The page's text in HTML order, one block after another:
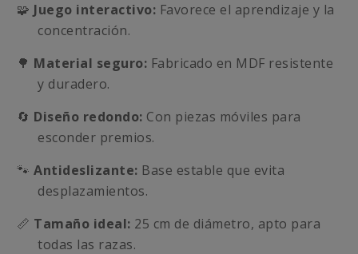
🧩 Juego interactivo: Favorece el aprendizaje y la
concentración.
🌳 Material seguro: Fabricado en MDF resistente
y duradero.
🔄 Diseño redondo: Con piezas móviles para
esconder premios.
🐾 Antideslizante: Base estable que evita
desplazamientos.
📏 Tamaño ideal: 25 cm de diámetro, apto para
todas las razas.